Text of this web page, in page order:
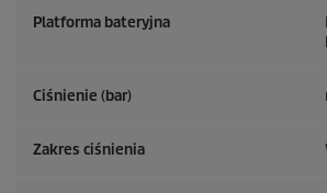
Platforma bateryjna
Ciśnienie (bar)
Zakres ciśnienia